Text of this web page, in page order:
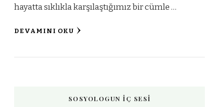
hayatta sıklıkla karşılaştığımız bir cümle …
DEVAMINI OKU
SOSYOLOGUN İÇ SESI